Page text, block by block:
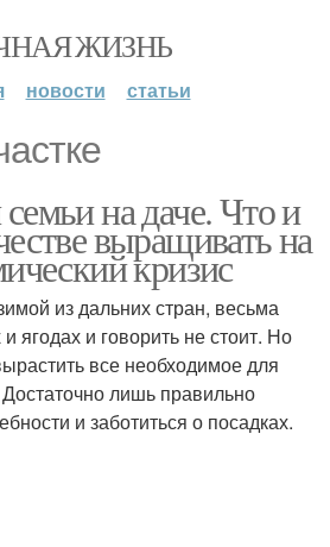
ЖИЗНЬ
новости статьи
на даче. Что и
выращивать на
кризис
из дальних стран, весьма
ягодах и говорить не стоит. Но
все необходимое для
лишь правильно
и заботиться о посадках.